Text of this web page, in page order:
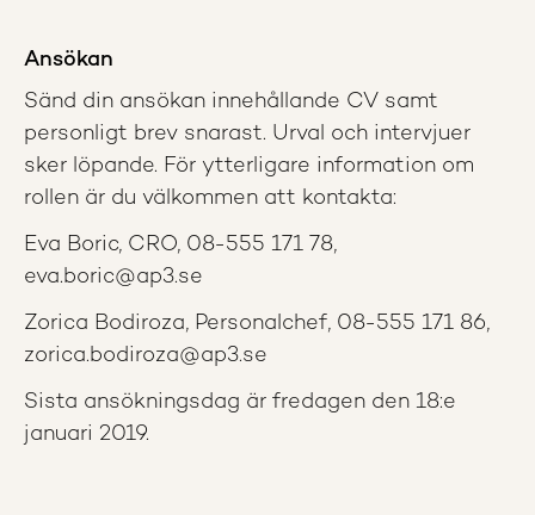
Ansökan
Sänd din ansökan innehållande CV samt
personligt brev snarast. Urval och intervjuer
sker löpande. För ytterligare information om
rollen är du välkommen att kontakta:
Eva Boric, CRO, 08-555 171 78,
eva.boric@ap3.se
Zorica Bodiroza, Personalchef, 08-555 171 86,
zorica.bodiroza@ap3.se
Sista ansökningsdag är fredagen den 18:e
januari 2019.